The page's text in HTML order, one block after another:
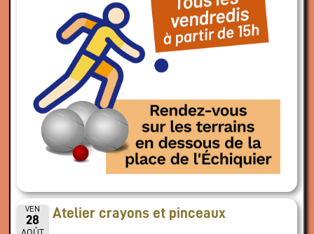
VEN
28 Atelier crayons et pinceaux